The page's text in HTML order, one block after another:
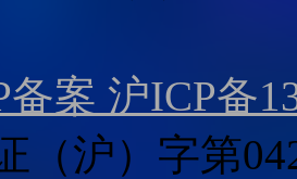
案 沪ICP备
（沪）字第